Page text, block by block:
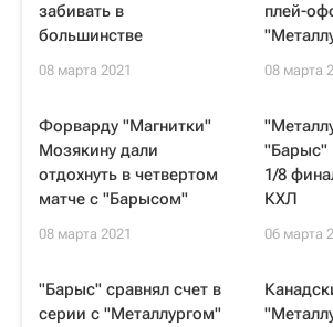
забивать в
большинстве
08 марта 2021
плей-
08 марта
Форварду "Магнитки"
Мозякину дали
отдохнуть в четвертом
матче с "Барысом"
08 марта 2021
"Барыс"
1/8
КХЛ
06 марта
"Барыс" сравнял счет в
серии с "Металлургом"